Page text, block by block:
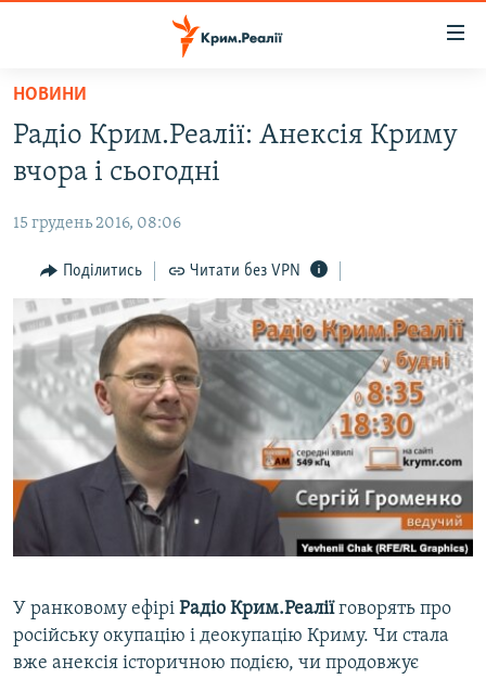
Перейти
основного
матеріалу
Перейти
до
навігації
Перейти
до
пошуку
ВОДА.КРИМ
ВІДЕО ТА ФОТО
ПОЛІТИКА
БЛОГИ
ПОГЛЯД
ІНТЕРВ'Ю
ВСЕ ЗА ДЕНЬ
СПЕЦПРОЕКТИ
ДЕПОРТАЦІЯ
ВІДЕОУРОКИ «ELIFBE»
СВІДЧЕННЯ ОКУПАЦІЇ
ІНФОГРАФІКА
ЯК ОБІЙТИ БЛОКУВАННЯ
Русский
Qırımtatar
ДОЛУЧАЙСЯ!
НОВИНИ
Радіо Крим.Реалії: Анексія Криму
вчора і сьогодні
15 грудень 2016, 08:06
Поділитись Читати без VPN
У ранковому ефірі Радіо Крим.Реаліїговорять про
російську окупацію і деокупацію Криму. Чи стала
вже анексія історичною подією, чи продовжує